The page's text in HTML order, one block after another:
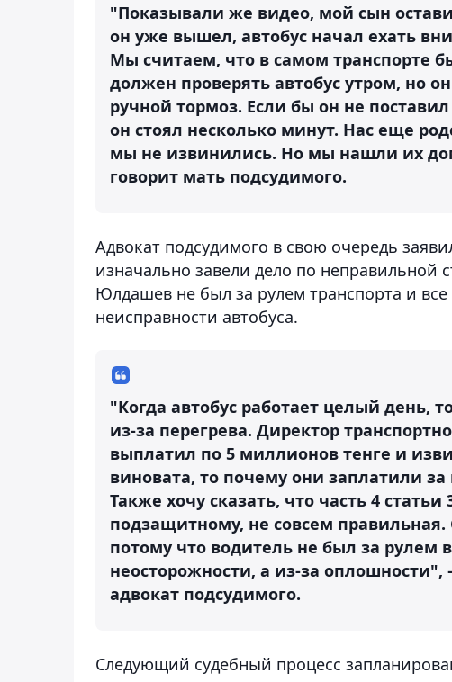
"Показывали же видео, мой сын
он уже вышел, автобус начал ехать
Мы считаем, что в самом транспорте
должен проверять автобус утром, но
ручной тормоз. Если бы он не
он стоял несколько минут. Нас еще
мы не извинились. Но мы нашли их
говорит мать подсудимого.
Адвокат подсудимого в свою очередь
изначально завели дело по неправильной
Юлдашев не был за рулем транспорта и все
неисправности автобуса.
"Когда автобус работает целый день,
из-за перегрева. Директор
выплатил по 5 миллионов тенге и
виновата, то почему они заплатили
Также хочу сказать, что часть 4
подзащитному, не совсем
потому что водитель не был за рулем
неосторожности, а из-за
адвокат подсудимого.
Следующий судебный процесс